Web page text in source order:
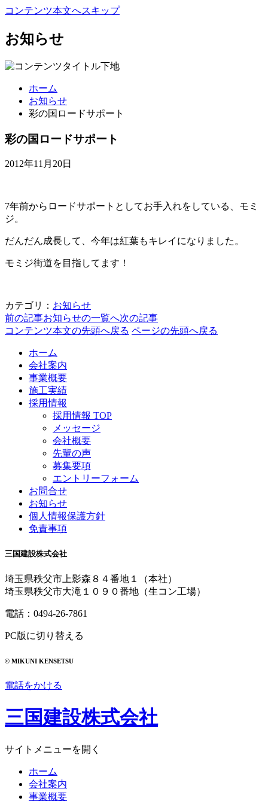
コンテンツ本文へスキップ
お知らせ
ホーム
お知らせ
彩の国ロードサポート
彩の国ロードサポート
2012年11月20日
7年前からロードサポートとしてお手入れをしている、モミ
ジ。
だんだん成長して、今年は紅葉もキレイになりました。
モミジ街道を目指してます！
カテゴリ： お知らせ
前の記事お知らせの一覧へ次の記事
コンテンツ本文の先頭へ戻る ページの先頭へ戻る
ホーム
会社案内
事業概要
施工実績
採用情報
採用情報 TOP
メッセージ
会社概要
先輩の声
募集要項
エントリーフォーム
お問合せ
お知らせ
個人情報保護方針
免責事項
三国建設株式会社
埼玉県秩父市上影森８４番地１（本社）
埼玉県秩父市大滝１０９０番地（生コン工場）
電話： 0494-26-7861
PC版に切り替える
© MIKUNI KENSETSU
電話をかける
三国建設株式会社
サイトメニューを開く
ホーム
会社案内
事業概要